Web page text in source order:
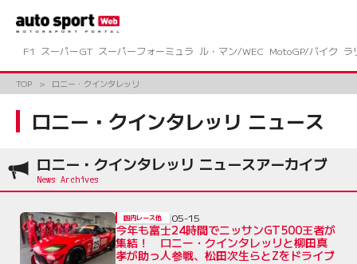
ツ
ス
F1 スーパーGT スーパーフォーミュラ ル・マン/WEC MotoGP/バイク ラ
TOP ロニー・クインタレッリ
ロニー・クインタレッリ ニュース
ロニー・クインタレッリ ニュースアーカイブ
今年も富士24時間でニッサンGT500王者が
集結！ ロニー・クインタレッリと柳田真
孝が助っ人参戦、松田次生らとZをドライブ
国内レース他 05-15